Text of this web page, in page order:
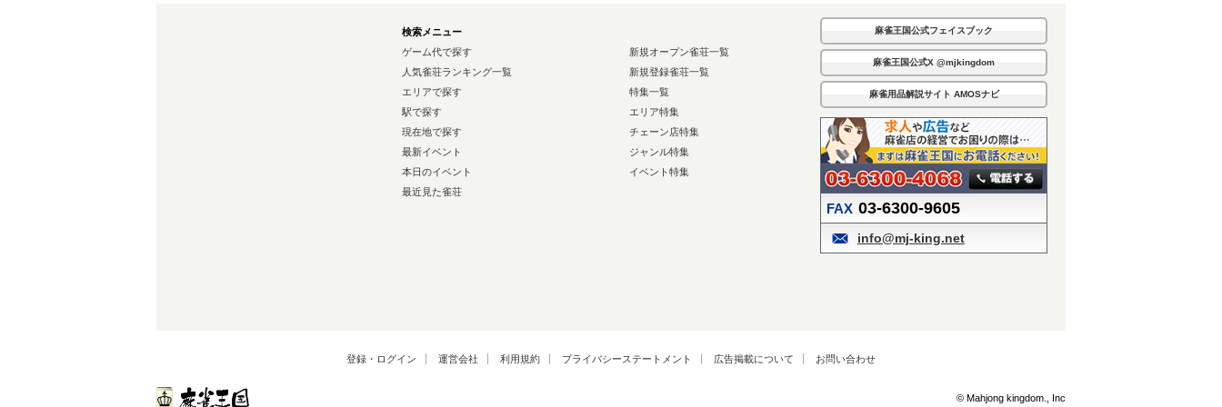
検索メニュー
ゲーム代で探す
人気雀荘ランキング一覧
エリアで探す
駅で探す
現在地で探す
最新イベント
本日のイベント
最近見た雀荘
新規オープン雀荘一覧
新規登録雀荘一覧
特集一覧
エリア特集
チェーン店特集
ジャンル特集
イベント特集
麻雀王国公式フェイスブック
麻雀王国公式X @mjkingdom
麻雀用品解説サイト AMOSナビ
FAX 03-6300-9605
info@mj-king.net
登録・ログイン 運営会社 利用規約 プライバシーステートメント 広告掲載について お問い合わせ
© Mahjong kingdom., Inc